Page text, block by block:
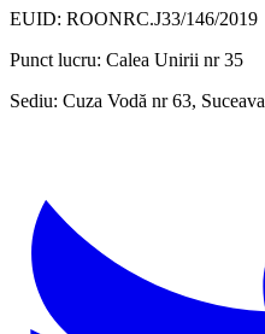
EUID: ROONRC.J33/146/2019
Punct lucru: Calea Unirii nr 35
Sediu: Cuza Vodă nr 63, Suceava